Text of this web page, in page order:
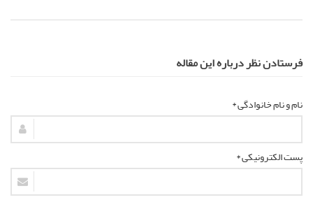
فرستادن نظر درباره این مقاله
نام و نام خانوادگی *
پست الکترونیکی *